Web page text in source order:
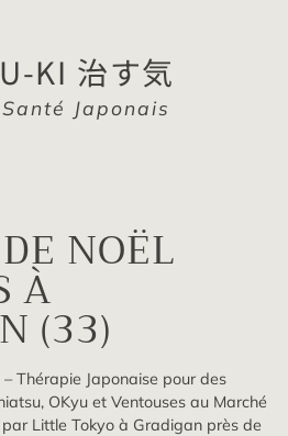
KI 治す気
Japonais
NOËL
À
(33)
Thérapie Japonaise pour des
OKyu et Ventouses au Marché
Little Tokyo à Gradigan près de